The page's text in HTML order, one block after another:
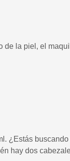
la piel, el
¿Estás
hay dos